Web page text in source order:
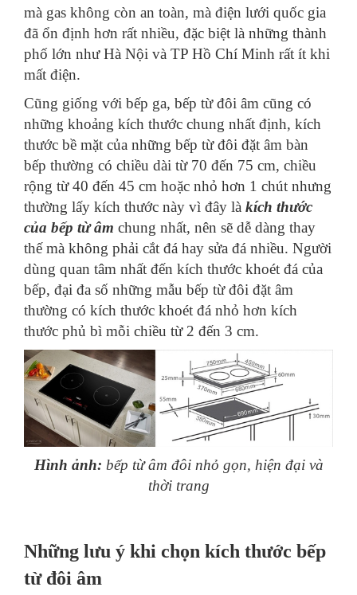
mà gas không còn an toàn, mà điện lưới quốc gia
đã ổn định hơn rất nhiều, đặc biệt là những thành
phố lớn như Hà Nội và TP Hồ Chí Minh rất ít khi
mất điện.
Cũng giống với bếp ga, bếp từ đôi âm cũng có
những khoảng kích thước chung nhất định, kích
thước bề mặt của những bếp từ đôi đặt âm bàn
bếp thường có chiều dài từ 70 đến 75 cm, chiều
rộng từ 40 đến 45 cm hoặc nhỏ hơn 1 chút nhưng
thường lấy kích thước này vì đây là kích thước
của bếp từ âm chung nhất, nên sẽ dễ dàng thay
thế mà không phải cắt đá hay sửa đá nhiều. Người
dùng quan tâm nhất đến kích thước khoét đá của
bếp, đại đa số những mẫu bếp từ đôi đặt âm
thường có kích thước khoét đá nhỏ hơn kích
thước phủ bì mỗi chiều từ 2 đến 3 cm.
Hình ảnh: bếp từ âm đôi nhỏ gọn, hiện đại và
thời trang
Những lưu ý khi chọn kích thước bếp
từ đôi âm